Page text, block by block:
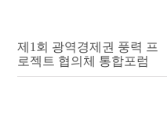
제1회 광역경제권 풍력 프
로젝트 협의체 통합포럼